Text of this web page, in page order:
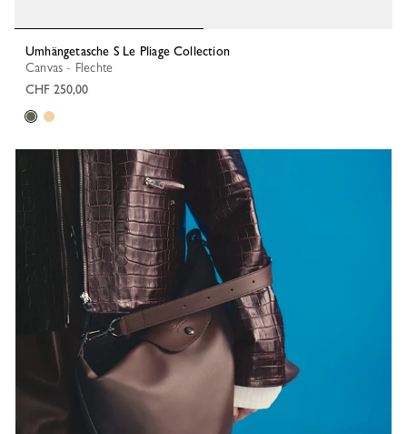
Umhängetasche S Le Pliage Collection
Canvas - Flechte
CHF 250,00